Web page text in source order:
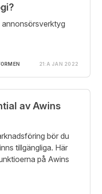
annonsörsverktyg
21:A JAN 2022
av Awins
bör du
tillgängliga. Här
på Awins